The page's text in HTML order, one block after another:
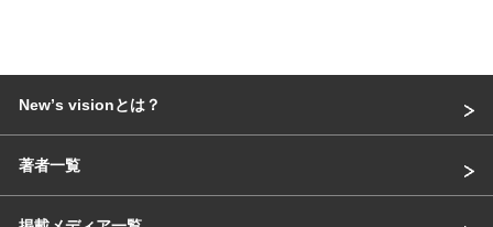
Newʼs visionとは？
著者一覧